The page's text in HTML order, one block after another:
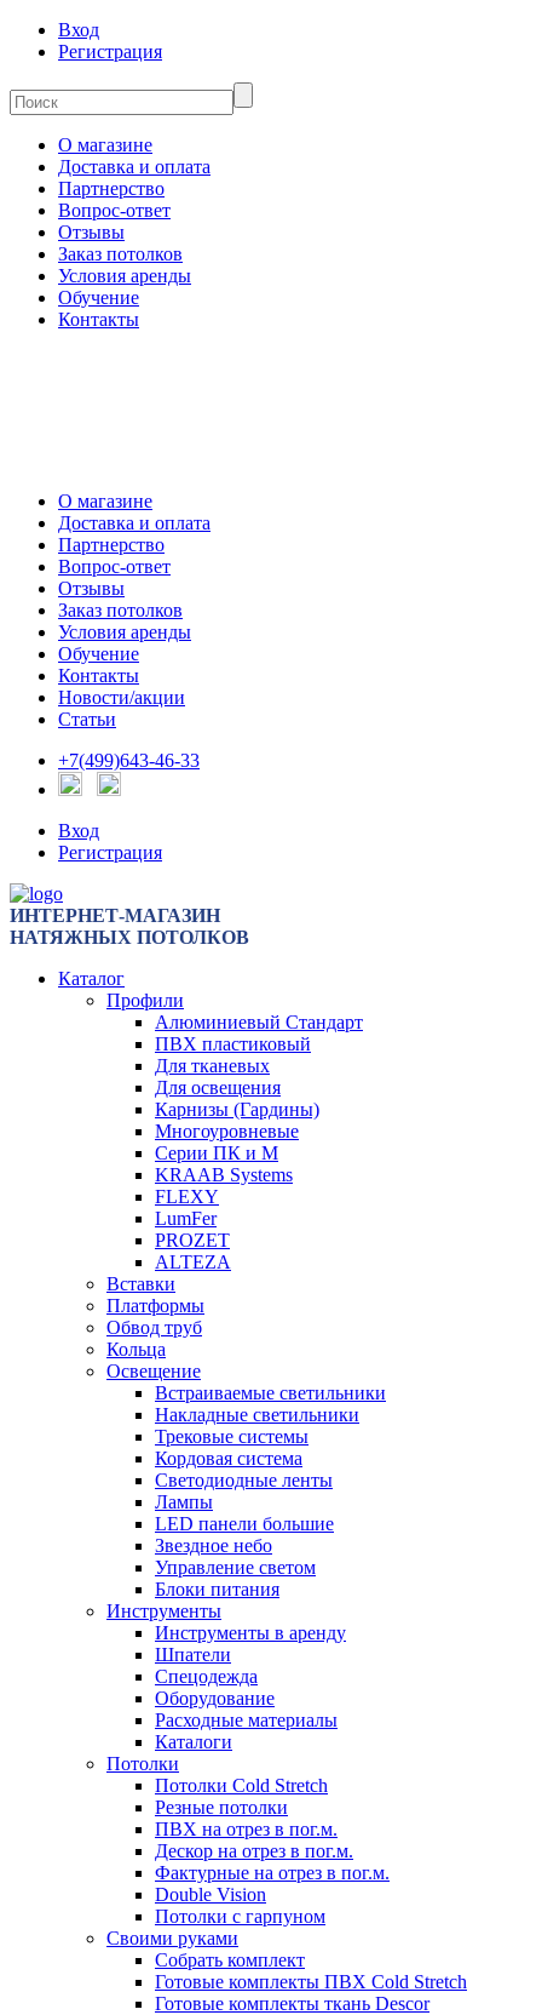
Вход
Регистрация
О магазине
Доставка и оплата
Партнерство
Вопрос-ответ
Отзывы
Заказ потолков
Условия аренды
Обучение
Контакты
О магазине
Доставка и оплата
Партнерство
Вопрос-ответ
Отзывы
Заказ потолков
Условия аренды
Обучение
Контакты
Новости/акции
Статьи
+7(499)643-46-33
Вход
Регистрация
ИНТЕРНЕТ-МАГАЗИН
НАТЯЖНЫХ ПОТОЛКОВ
Каталог
Профили
Алюминиевый Стандарт
ПВХ пластиковый
Для тканевых
Для освещения
Карнизы (Гардины)
Многоуровневые
Серии ПК и М
KRAAB Systems
FLEXY
LumFer
PROZET
ALTEZA
Вставки
Платформы
Обвод труб
Кольца
Освещение
Встраиваемые светильники
Накладные светильники
Трековые системы
Кордовая система
Светодиодные ленты
Лампы
LED панели большие
Звездное небо
Управление светом
Блоки питания
Инструменты
Инструменты в аренду
Шпатели
Спецодежда
Оборудование
Расходные материалы
Каталоги
Потолки
Потолки Cold Stretch
Резные потолки
ПВХ на отрез в пог.м.
Дескор на отрез в пог.м.
Фактурные на отрез в пог.м.
Double Vision
Потолки с гарпуном
Своими руками
Собрать комплект
Готовые комплекты ПВХ Cold Stretch
Готовые комплекты ткань Descor